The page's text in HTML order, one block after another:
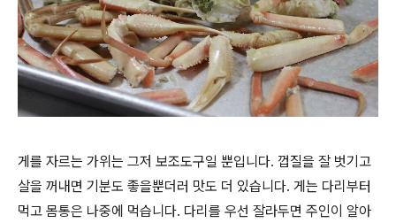
게를 자르는 가위는 그저 보조도구일 뿐입니다. 껍질을 잘 벗기고
살을 꺼내면 기분도 좋을뿐더러 맛도 더 있습니다. 게는 다리부터
먹고 몸통은 나중에 먹습니다. 다리를 우선 잘라두면 주인이 알아